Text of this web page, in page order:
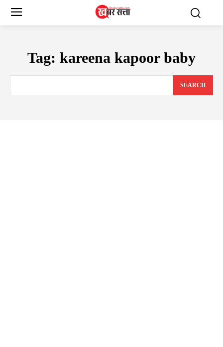
Tag: kareena kapoor baby
SEARCH